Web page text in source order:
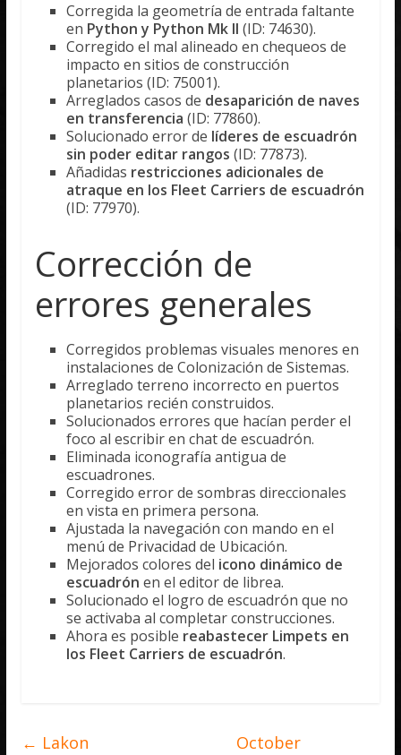
Corregida la geometría de entrada faltante
en Python y Python Mk II (ID: 74630).
Corregido el mal alineado en chequeos de
impacto en sitios de construcción
planetarios (ID: 75001).
Arreglados casos de desaparición de naves
en transferencia (ID: 77860).
Solucionado error de líderes de escuadrón
sin poder editar rangos (ID: 77873).
Añadidas restricciones adicionales de
atraque en los Fleet Carriers de escuadrón
(ID: 77970).
Corrección de
errores generales
Corregidos problemas visuales menores en
instalaciones de Colonización de Sistemas.
Arreglado terreno incorrecto en puertos
planetarios recién construidos.
Solucionados errores que hacían perder el
foco al escribir en chat de escuadrón.
Eliminada iconografía antigua de
escuadrones.
Corregido error de sombras direccionales
en vista en primera persona.
Ajustada la navegación con mando en el
menú de Privacidad de Ubicación.
Mejorados colores del icono dinámico de
escuadrón en el editor de librea.
Solucionado el logro de escuadrón que no
se activaba al completar construcciones.
Ahora es posible reabastecer Limpets en
los Fleet Carriers de escuadrón.
← Lakon
October